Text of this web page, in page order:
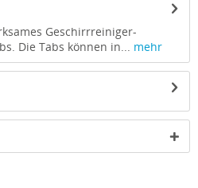
Geschirrreiniger-
Die Tabs können in... mehr